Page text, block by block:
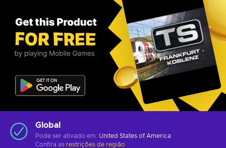
Global
Pode ser ativado em: United States of America
Confira as restrições de região